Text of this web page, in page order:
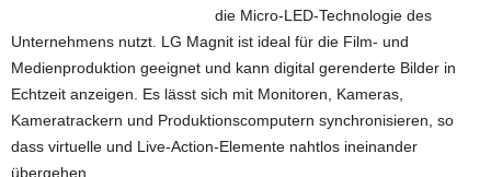
die Micro-LED-Technologie des
Unternehmens nutzt. LG Magnit ist ideal für die Film- und
Medienproduktion geeignet und kann digital gerenderte Bilder in
Echtzeit anzeigen. Es lässt sich mit Monitoren, Kameras,
Kameratrackern und Produktionscomputern synchronisieren, so
dass virtuelle und Live-Action-Elemente nahtlos ineinander
übergehen.